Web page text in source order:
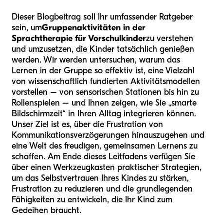
Dieser Blogbeitrag soll Ihr umfassender Ratgeber
sein, umGruppenaktivitäten in der
Sprachtherapie für Vorschulkinderzu verstehen
und umzusetzen, die Kinder tatsächlich genießen
werden. Wir werden untersuchen, warum das
Lernen in der Gruppe so effektiv ist, eine Vielzahl
von wissenschaftlich fundierten Aktivitätsmodellen
vorstellen – von sensorischen Stationen bis hin zu
Rollenspielen – und Ihnen zeigen, wie Sie „smarte
Bildschirmzeit“ in Ihren Alltag integrieren können.
Unser Ziel ist es, über die Frustration von
Kommunikationsverzögerungen hinauszugehen und
eine Welt des freudigen, gemeinsamen Lernens zu
schaffen. Am Ende dieses Leitfadens verfügen Sie
über einen Werkzeugkasten praktischer Strategien,
um das Selbstvertrauen Ihres Kindes zu stärken,
Frustration zu reduzieren und die grundlegenden
Fähigkeiten zu entwickeln, die Ihr Kind zum
Gedeihen braucht.